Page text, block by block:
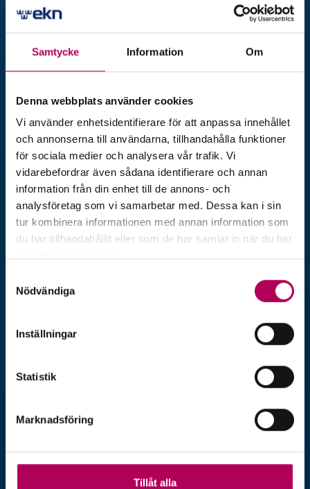
Samtycke Information Om
Denna webbplats använder cookies
Vi använder enhetsidentifierare för att anpassa innehållet
och annonserna till användarna, tillhandahålla funktioner
för sociala medier och analysera vår trafik. Vi
vidarebefordrar även sådana identifierare och annan
information från din enhet till de annons- och
analysföretag som vi samarbetar med. Dessa kan i sin
tur kombinera informationen med annan information som
du har tillhandahållit eller som de har samlat in när du har
personuppgifter.
Nödvändiga
Inställningar
Statistik
Marknadsföring
Tillåt alla
Welcome to EKN Magazine. We provide
inspiration and offer tips for companies
and banks that work with exports or
world.